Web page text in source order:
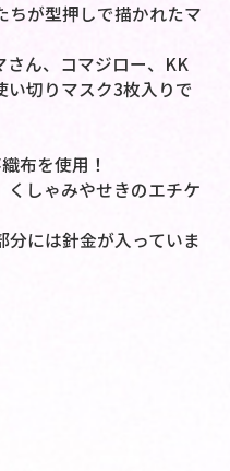
ちが型押しで描かれたマ
さん、コマジロー、KK
い切りマスク3枚入りで
布を使用！
くしゃみやせきのエチケ
には針金が入っていま